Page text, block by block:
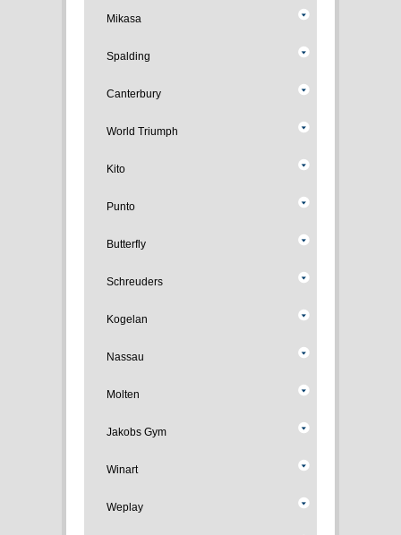
Mikasa
Spalding
Canterbury
World Triumph
Kito
Punto
Butterfly
Schreuders
Kogelan
Nassau
Molten
Jakobs Gym
Winart
Weplay